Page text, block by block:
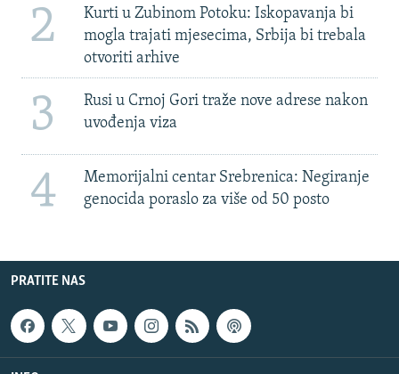
2
Kurti u Zubinom Potoku: Iskopavanja bi
mogla trajati mjesecima, Srbija bi trebala
otvoriti arhive
3
Rusi u Crnoj Gori traže nove adrese nakon
uvođenja viza
4
Memorijalni centar Srebrenica: Negiranje
genocida poraslo za više od 50 posto
PRATITE NAS